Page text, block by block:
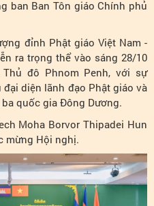
ban Ban Tôn giáo Chính phủ
đỉnh Phật giáo Việt Nam -
ra trọng thể vào sáng 28/10
Thủ đô Phnom Penh, với sự
diện lãnh đạo Phật giáo và
quốc gia Đông Dương.
Moha Borvor Thipadei Hun
mừng Hội nghị.